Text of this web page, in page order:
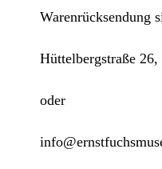
Warenrücksendung
Hüttelbergstraße
oder